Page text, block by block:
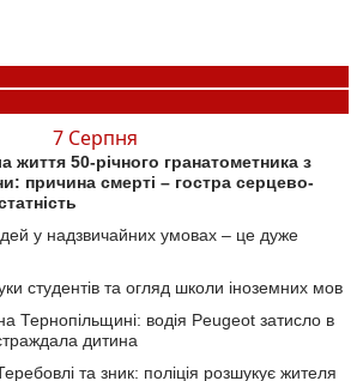
7 Серпня
життя 50-річного гранатометника з
причина смерті – гостра серцево-
у надзвичайних умовах – це дуже
студентів та огляд школи іноземних мов
Тернопільщині: водія Peugeot затисло в
дитина
та зник: поліція розшукує жителя